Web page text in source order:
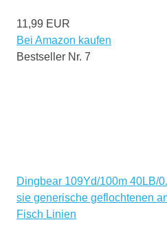
11,99 EUR
Bei Amazon kaufen
Bestseller Nr. 7
Dingbear 109Yd/100m 40LB/
sie generische geflochtenen
Fisch Linien